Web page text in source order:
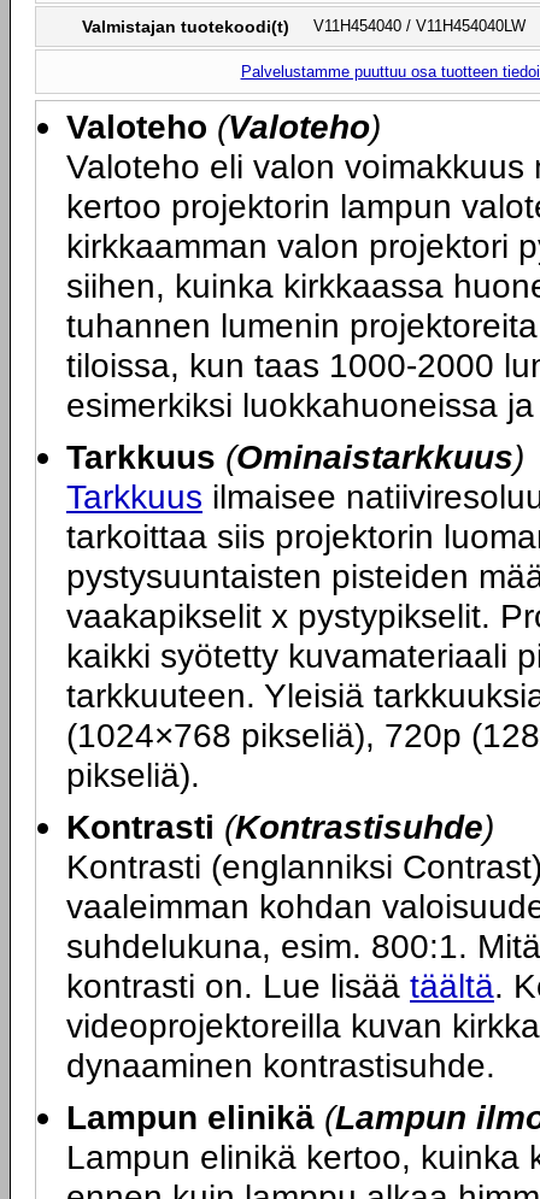
Valmistajan tuotekoodi(t) V11H454040 / V11H454040LW
Palvelustamme puuttuu osa tuotteen
Valoteho (Valoteho)
Valoteho eli valon
kertoo projektorin lampun
kirkkaamman valon projektori
siihen, kuinka kirkkaassa
tuhannen lumenin
tiloissa, kun taas 1000-2000
esimerkiksi luokkahuoneissa
Tarkkuus (Ominaistarkkuus)
Tarkkuus ilmaisee
tarkoittaa siis projektorin
pystysuuntaisten pisteiden
vaakapikselit x pystypikselit.
kaikki syötetty kuvamateriaali
tarkkuuteen. Yleisiä
(1024×768 pikseliä), 720p
pikseliä).
Kontrasti (Kontrastisuhde)
Kontrasti (englanniksi
vaaleimman kohdan
suhdelukuna, esim. 800:1.
kontrasti on. Lue lisää täältä.
videoprojektoreilla kuvan
dynaaminen kontrastisuhde.
Lampun elinikä (Lampun
Lampun elinikä kertoo, kuinka